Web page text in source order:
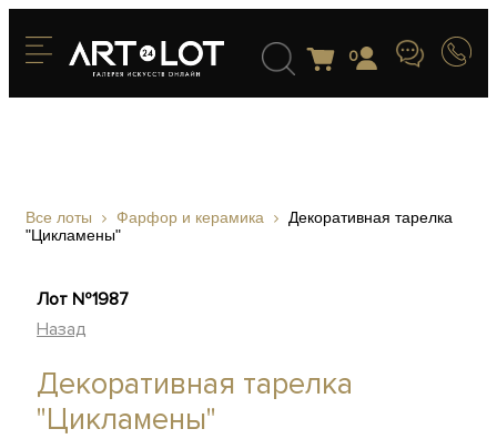
0
Все лоты Фарфор и керамика
Декоративная тарелка
"Цикламены"
Лот №1987
Назад
Декоративная тарелка
"Цикламены"